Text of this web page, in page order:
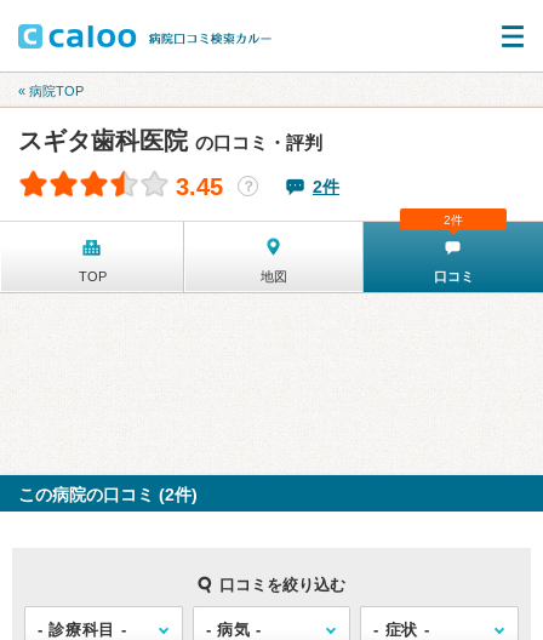
« 病院TOP
スギタ歯科医院 の口コミ・評判
3.45 ？ 2件
TOP 地図 口コミ
2件
この病院の口コミ (2件)
口コミを絞り込む